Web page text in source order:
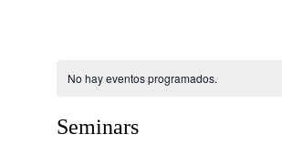
No hay eventos programados.
Seminars